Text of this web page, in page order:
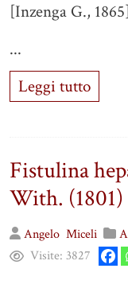
[Inzenga G.,
...
Leggi tutto
Fistulina
With. (1801)
Angelo Miceli
Visite: 3827